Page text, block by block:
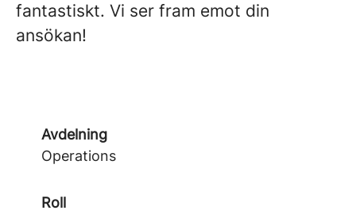
fantastiskt. Vi ser fram emot din
ansökan!
Avdelning
Operations
Roll